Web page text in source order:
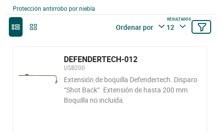
Protección antirrobo por niebla
Ordenar por
RESULTADOS
12
DEFENDERTECH-012
USB200
Extensión de boquilla Defendertech. Disparo
“Shot Back”. Extensión de hasta 200 mm.
Boquilla no incluida.